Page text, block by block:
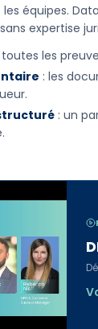
équipes.
expertise
toutes les
: les
: un